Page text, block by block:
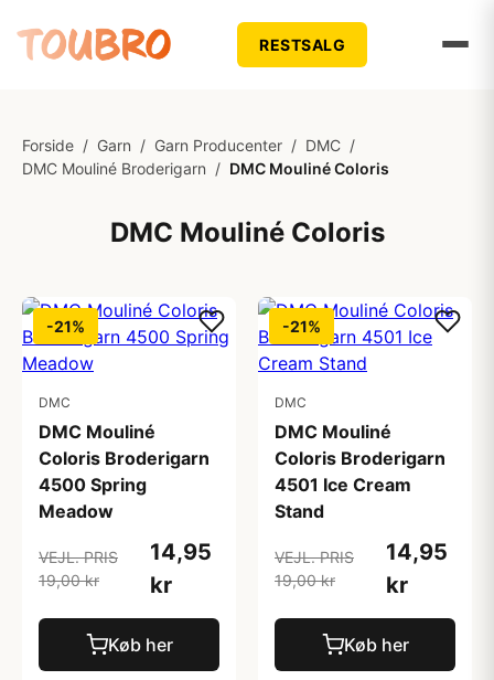
RESTSALG
Forside / Garn / Garn Producenter / DMC /
DMC Mouliné Broderigarn / DMC Mouliné Coloris
DMC Mouliné Coloris
-21%
DMC
DMC Mouliné
Coloris Broderigarn
4500 Spring
Meadow
VEJL. PRIS
19,00 kr
14,95
kr
Køb her
-21%
DMC
DMC Mouliné
Coloris Broderigarn
4501 Ice Cream
Stand
VEJL. PRIS
19,00 kr
14,95
kr
Køb her